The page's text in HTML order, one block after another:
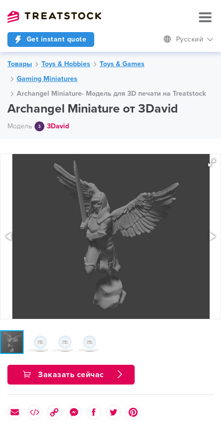
Get instant quote Русский
Товары Toys & Hobbies
Toys & Games
Gaming Miniatures
Archangel Miniature- Модель для 3D печати на Treatstock
Archangel Miniature от 3David
Модель 3David
Заказать сейчас